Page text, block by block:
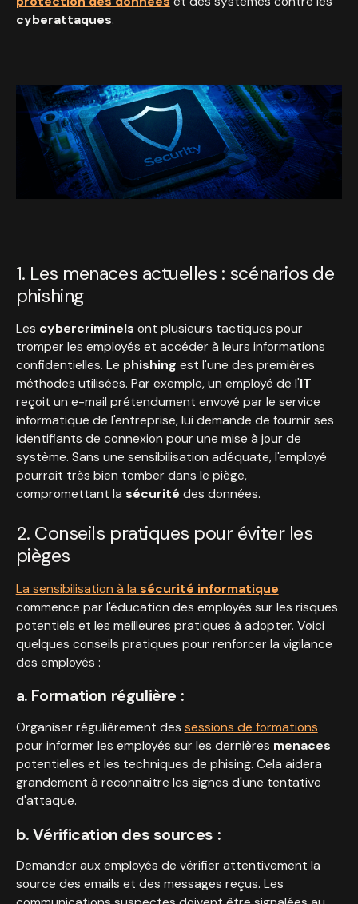
cyberattaques.
1. Les menaces actuelles : scénarios de
phishing
Les cybercriminels ont plusieurs tactiques pour
tromper les employés et accéder à leurs informations
confidentielles. Le phishing est l'une des premières
méthodes utilisées. Par exemple, un employé de l'IT
reçoit un e-mail prétendument envoyé par le service
informatique de l'entreprise, lui demande de fournir ses
identifiants de connexion pour une mise à jour de
système. Sans une sensibilisation adéquate, l'employé
pourrait très bien tomber dans le piège,
compromettant la sécurité des données.
2. Conseils pratiques pour éviter les
pièges
La sensibilisation à la sécurité informatique
commence par l'éducation des employés sur les risques
potentiels et les meilleures pratiques à adopter. Voici
quelques conseils pratiques pour renforcer la vigilance
des employés :
a. Formation régulière :
Organiser régulièrement des sessions de formations
pour informer les employés sur les dernières menaces
potentielles et les techniques de phising. Cela aidera
grandement à reconnaitre les signes d'une tentative
d'attaque.
b. Vérification des sources :
Demander aux employés de vérifier attentivement la
source des emails et des messages reçus. Les